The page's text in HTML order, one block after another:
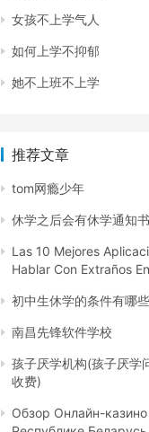
女孩不上学气人
如何上学不抑郁
她不上班不上学
推荐文章
tom网瘾少年
休学之后会有休学通知
Las 10 Mejores
Hablar Con Extraños
初中生休学的条件有哪些
南昌先锋软件学校
孩子厌学机构(孩子厌学
收费)
Обзор Онлайн-